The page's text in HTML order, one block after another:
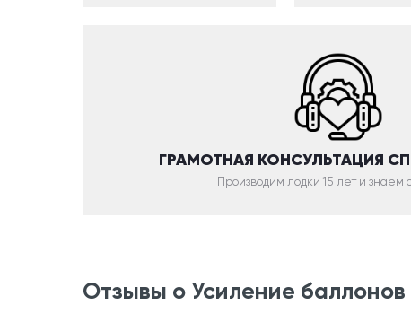
ГРАМОТНАЯ КОНСУЛЬТАЦИЯ
Производим лодки 15 лет и знаем
Отзывы о Усиление